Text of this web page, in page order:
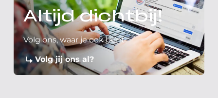
Altijd dichtbij!
Volg ons, waar je ook bent
Volg jij ons al?